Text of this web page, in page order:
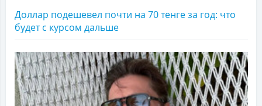
Доллар подешевел почти на 70 тенге за год: что
будет с курсом дальше